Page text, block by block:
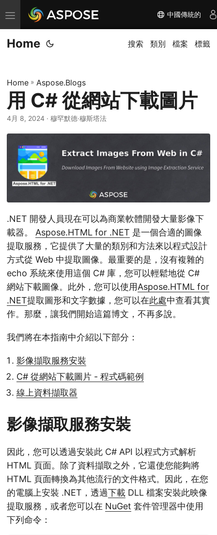
切
换
导
中國傳統的
Home 搜索 類別 檔案 標籤
Home » Aspose.Blogs
用 C# 從網站下載圖片
4月 8, 2024 · 穆罕默德·穆斯塔法
.NET 開發人員現在可以為商業軟體開發大量影像下
載器。 Aspose.HTML for .NET 是一個合適的圖像
提取服務，它提供了大量的類別和方法來以程式設計
方式從 Web 中提取圖像。最重要的是，沒有複雜的
echo 系統來使用這個 C# 庫，您可以輕鬆地從 C#
網站下載圖像。此外，您可以使用Aspose.HTML for
.NET提取圖形和文字數據，您可以在此處中查看其實
作。那麼，讓我們開始這篇博文，不再多說。
我們將在本指南中介紹以下部分：
影像擷取服務安裝
C# 從網站下載圖片 - 程式碼範例
線上資料擷取器
影像擷取服務安裝
因此，您可以透過安裝此 C# API 以程式方式解析
HTML 頁面。除了資料擷取之外，它還使您能夠將
HTML 頁面轉換為其他流行的文件格式。因此，在您
的電腦上安裝 .NET，透過下載 DLL 檔案安裝此映像
提取服務，或者您可以在 NuGet 套件管理器中使用
下列命令：